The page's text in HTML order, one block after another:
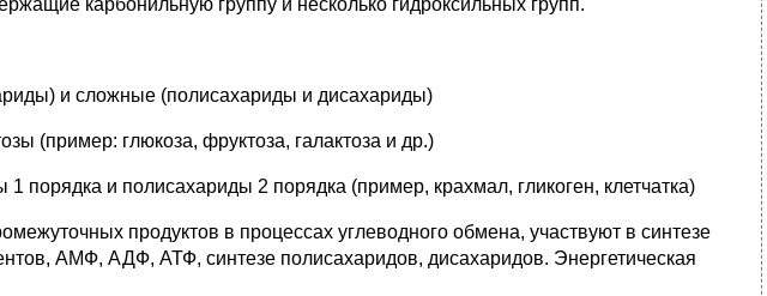
карбонильную группу и несколько гидроксильных групп.
и сложные (полисахариды и дисахариды)
(пример: глюкоза, фруктоза, галактоза и др.)
порядка и полисахариды 2 порядка (пример, крахмал, гликоген, клетчатка)
продуктов в процессах углеводного обмена, участвуют в синтезе
АМФ, АДФ, АТФ, синтезе полисахаридов, дисахаридов. Энергетическая